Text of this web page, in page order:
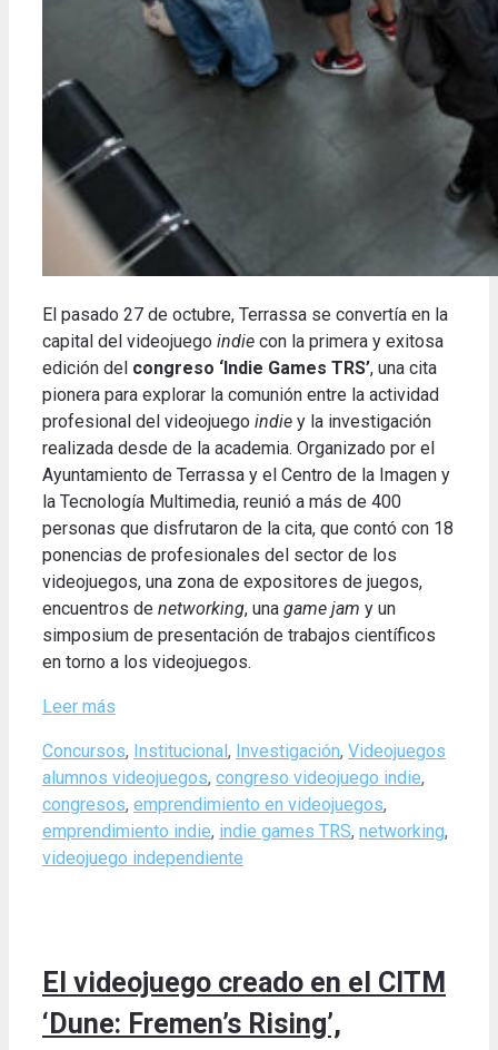
El pasado 27 de octubre, Terrassa se convertía en la
capital del videojuego indie con la primera y exitosa
edición del congreso ‘Indie Games TRS’, una cita
pionera para explorar la comunión entre la actividad
profesional del videojuego indie y la investigación
realizada desde de la academia. Organizado por el
Ayuntamiento de Terrassa y el Centro de la Imagen y
la Tecnología Multimedia, reunió a más de 400
personas que disfrutaron de la cita, que contó con 18
ponencias de profesionales del sector de los
videojuegos, una zona de expositores de juegos,
encuentros de networking, una game jam y un
simposium de presentación de trabajos científicos
en torno a los videojuegos.
Leer más
Categories
Concursos, Institucional , Investigación, Videojuegos
alumnos videojuegos, congreso videojuego indie,
congresos, emprendimiento en videojuegos,
emprendimiento indie, indie games TRS, networking,
videojuego independiente
El videojuego creado en el CITM
‘Dune: Fremen’s Rising’,